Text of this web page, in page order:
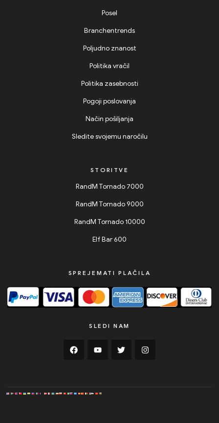
Posel
Branchentrends
Poljudno znanost
Politika vračil
Politika zasebnosti
Pogoji poslovanja
Način pošiljanja
Sledite svojemu naročilu
STORITVE
RandM Tornado 7000
RandM Tornado 9000
RandM Tornado 10000
Elf Bar 600
SPREJEMATI PLAČILA
SLEDI NAM